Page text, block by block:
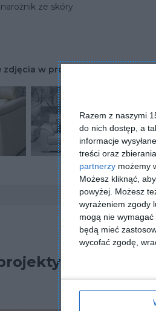
Razem z naszymi
do nich dostęp, a
informacje
treści oraz
partnerzy możemy
Możesz kliknąć,
powyżej. Możesz
wyrażeniem zgody
mogą nie
będą mieć
wycofać zgodę,
ze skóry
zdjęcia w projekcie: Klasyczny